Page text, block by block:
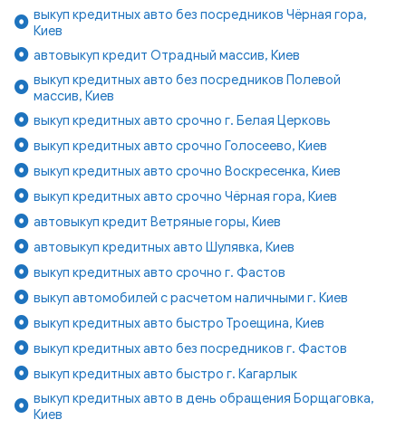
выкуп кредитных авто без посредников Чёрная гора,
Киев
автовыкуп кредит Отрадный массив, Киев
выкуп кредитных авто без посредников Полевой
массив, Киев
выкуп кредитных авто срочно г. Белая Церковь
выкуп кредитных авто срочно Голосеево, Киев
выкуп кредитных авто срочно Воскресенка, Киев
выкуп кредитных авто срочно Чёрная гора, Киев
автовыкуп кредит Ветряные горы, Киев
автовыкуп кредитных авто Шулявка, Киев
выкуп кредитных авто срочно г. Фастов
выкуп автомобилей с расчетом наличными г. Киев
выкуп кредитных авто быстро Троещина, Киев
выкуп кредитных авто без посредников г. Фастов
выкуп кредитных авто быстро г. Кагарлык
выкуп кредитных авто в день обращения Борщаговка,
Киев